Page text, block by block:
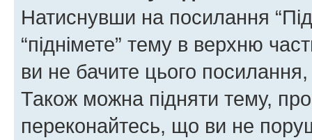
Натиснувши на посилання
“піднімете” тему в верхню
ви не бачите цього
Також можна підняти тему,
переконайтесь, що ви не